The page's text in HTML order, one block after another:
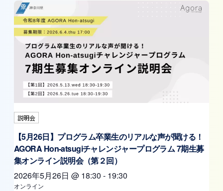
説明会
【5月26日】プログラム卒業生のリアルな声が聞ける！
AGORA Hon-atsugiチャレンジャープログラム 7期生募
集オンライン説明会（第２回）
2026年5月26日 @ 18:30 - 19:30
オンライン